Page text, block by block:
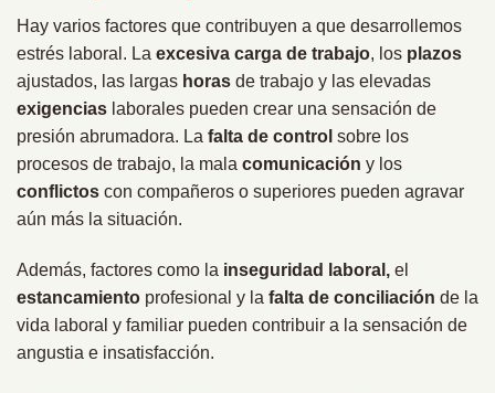
Hay varios factores que contribuyen a que desarrollemos
estrés laboral. La excesiva carga de trabajo, los plazos
ajustados, las largas horas de trabajo y las elevadas
exigencias laborales pueden crear una sensación de
presión abrumadora. La falta de control sobre los
procesos de trabajo, la mala comunicación y los
conflictos con compañeros o superiores pueden agravar
aún más la situación.
Además, factores como la inseguridad laboral, el
estancamiento profesional y la falta de conciliación de la
vida laboral y familiar pueden contribuir a la sensación de
angustia e insatisfacción.